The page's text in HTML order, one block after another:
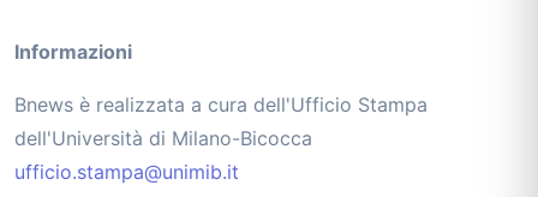
Informazioni
Bnews è realizzata a cura dell'Ufficio Stampa
dell'Università di Milano-Bicocca
ufficio.stampa@unimib.it